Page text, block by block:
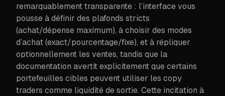
remarquablement transparente : l’interface vous
pousse à définir des plafonds stricts
(achat/dépense maximum), à choisir des modes
d’achat (exact/pourcentage/fixe), et à répliquer
optionnellement les ventes, tandis que la
documentation avertit explicitement que certains
portefeuilles cibles peuvent utiliser les copy
traders comme liquidité de sortie. Cette incitation à